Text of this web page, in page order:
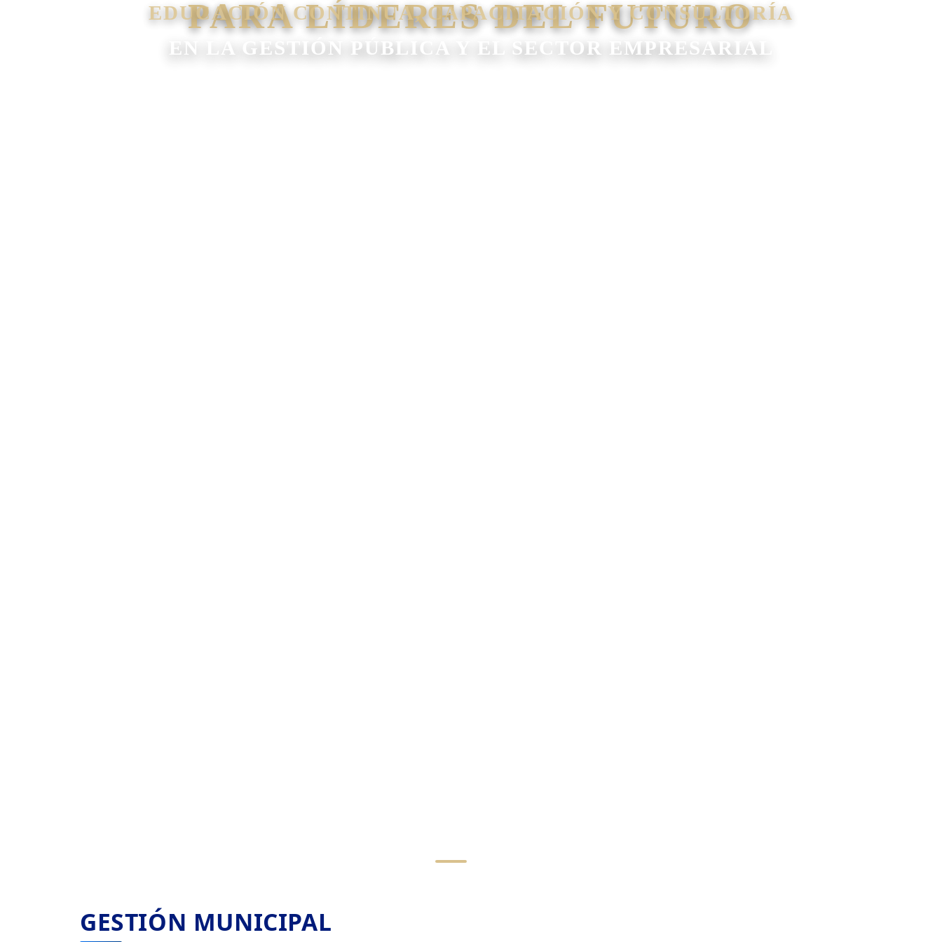
EDUCACIÓN CONTINUA, CAPACITACIÓN Y CONSULTORÍA
EN LA GESTIÓN PÚBLICA Y EL SECTOR EMPRESARIAL
GESTIÓN MUNICIPAL